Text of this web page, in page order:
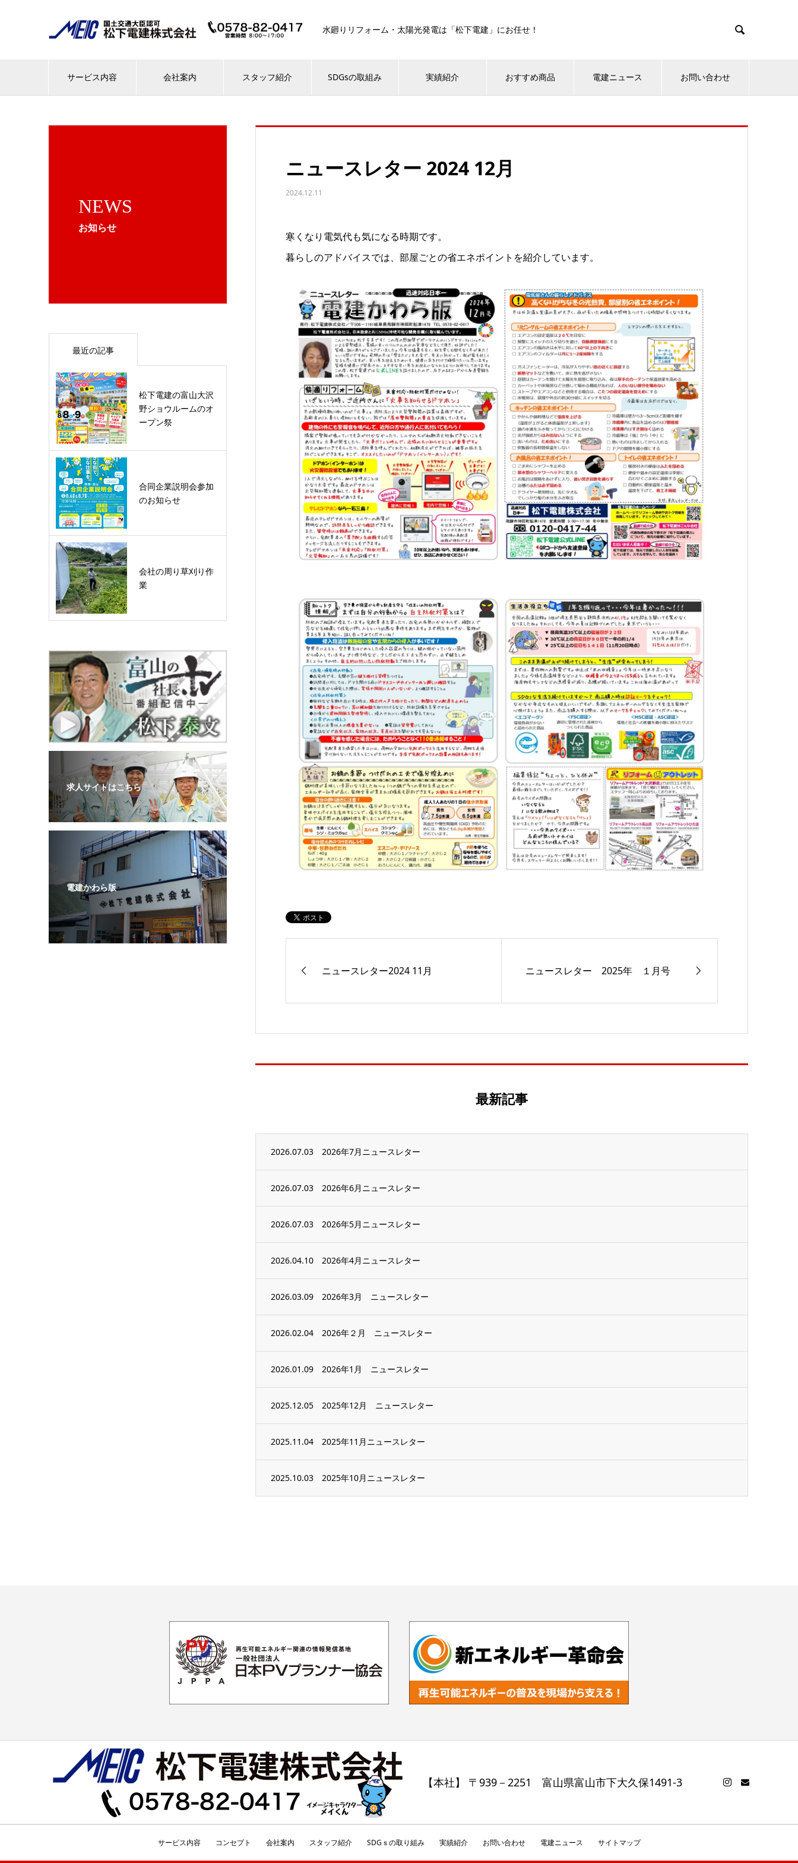
水廻りリフォーム・太陽光発電は「松下電建」にお任せ！ 
サービス内容 会社案内 スタッフ紹介 SDGsの取組み 実績紹介 おすすめ商品 電建ニュース お問い合わせ
NEWS
お知らせ
ニュースレター 2024 12月
2024.12.11
寒くなり電気代も気になる時期です。
暮らしのアドバイスでは、部屋ごとの省エネポイントを紹介しています。
ニュースレター2024 11月 ニュースレター 2025年 １月号
最新記事
2026.07.03 2026年7月ニュースレター
2026.07.03 2026年6月ニュースレター
2026.07.03 2026年5月ニュースレター
2026.04.10 2026年4月ニュースレター
2026.03.09 2026年3月 ニュースレター
2026.02.04 2026年２月 ニュースレター
2026.01.09 2026年1月 ニュースレター
2025.12.05 2025年12月 ニュースレター
2025.11.04 2025年11月ニュースレター
2025.10.03 2025年10月ニュースレター
最近の記事
松下電建の富山大沢
野ショウルームのオ
ープン祭
合同企業説明会参加
のお知らせ
会社の周り草刈り作
業
求人サイトはこちら
電建かわら版
【本社】 〒939－2251 富山県富山市下大久保1491-3
サービス内容 コンセプト 会社案内 スタッフ紹介 SDGｓの取り組み 実績紹介 お問い合わせ 電建ニュース サイトマップ